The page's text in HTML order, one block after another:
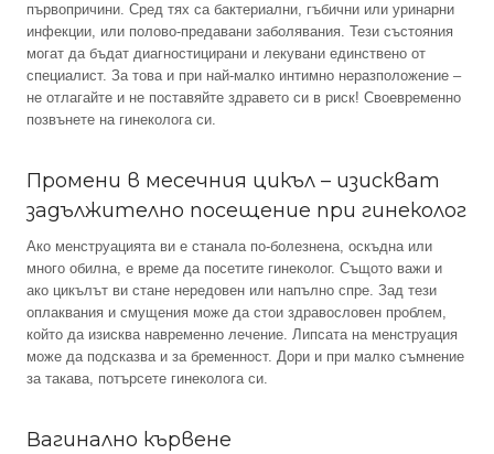
първопричини. Сред тях са бактериални, гъбични или уринарни
инфекции, или полово-предавани заболявания. Тези състояния
могат да бъдат диагностицирани и лекувани единствено от
специалист. За това и при най-малко интимно неразположение –
не отлагайте и не поставяйте здравето си в риск! Своевременно
позвънете на гинеколога си.
Промени в месечния цикъл – изискват
задължително посещение при гинеколог
Ако менструацията ви е станала по-болезнена, оскъдна или
много обилна, е време да посетите гинеколог. Същото важи и
ако цикълът ви стане нередовен или напълно спре. Зад тези
оплаквания и смущения може да стои здравословен проблем,
който да изисква навременно лечение. Липсата на менструация
може да подсказва и за бременност. Дори и при малко съмнение
за такава, потърсете гинеколога си.
Вагинално кървене